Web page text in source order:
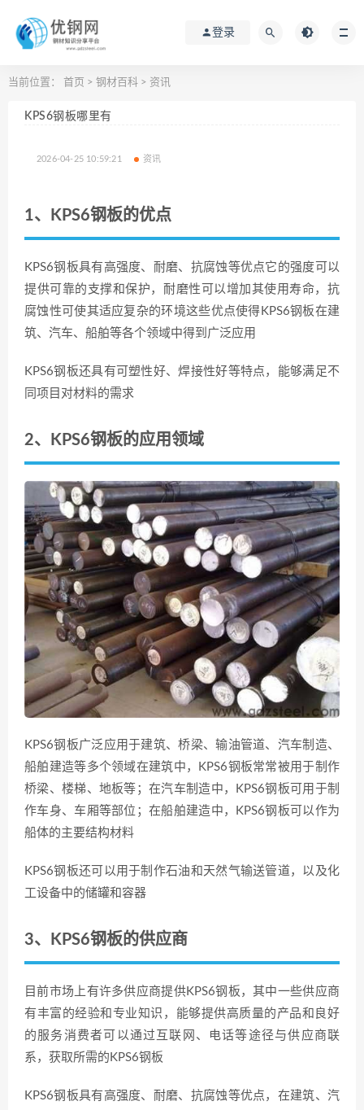
登录
当前位置： 首页 > 钢材百科 > 资讯
KPS6钢板哪里有
2026-04-25 10:59:21 资讯
1、KPS6钢板的优点
KPS6钢板具有高强度、耐磨、抗腐蚀等优点它的强度可以
提供可靠的支撑和保护，耐磨性可以增加其使用寿命，抗
腐蚀性可使其适应复杂的环境这些优点使得KPS6钢板在建
筑、汽车、船舶等各个领域中得到广泛应用
KPS6钢板还具有可塑性好、焊接性好等特点，能够满足不
同项目对材料的需求
2、KPS6钢板的应用领域
KPS6钢板广泛应用于建筑、桥梁、输油管道、汽车制造、
船舶建造等多个领域在建筑中，KPS6钢板常常被用于制作
桥梁、楼梯、地板等；在汽车制造中，KPS6钢板可用于制
作车身、车厢等部位；在船舶建造中，KPS6钢板可以作为
船体的主要结构材料
KPS6钢板还可以用于制作石油和天然气输送管道，以及化
工设备中的储罐和容器
3、KPS6钢板的供应商
目前市场上有许多供应商提供KPS6钢板，其中一些供应商
有丰富的经验和专业知识，能够提供高质量的产品和良好
的服务消费者可以通过互联网、电话等途径与供应商联
系，获取所需的KPS6钢板
KPS6钢板具有高强度、耐磨、抗腐蚀等优点，在建筑、汽